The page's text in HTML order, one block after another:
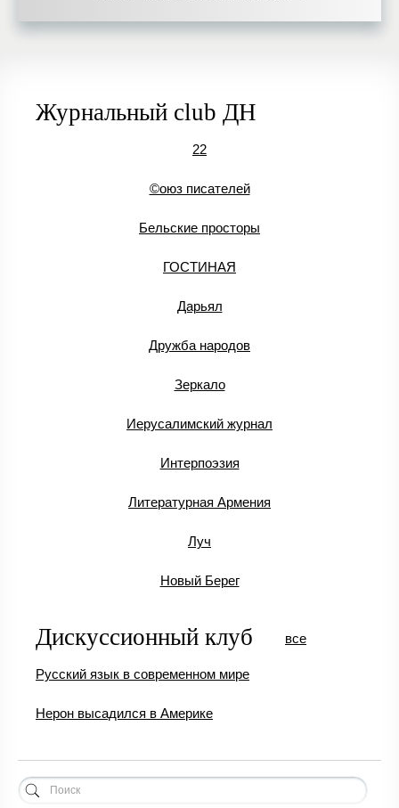
Журнальный club ДН
22
©оюз писателей
Бельские просторы
ГОСТИНАЯ
Дарьял
Дружба народов
Зеркало
Иерусалимский журнал
Интерпоэзия
Литературная Армения
Луч
Новый Берег
Дискуссионный клуб
Русский язык в современном мире
Нерон высадился в Америке
все